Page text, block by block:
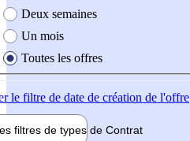
Deux semaines
Un mois
Toutes les offres
le filtre de date de création de l'offre
filtres de types de Contrat